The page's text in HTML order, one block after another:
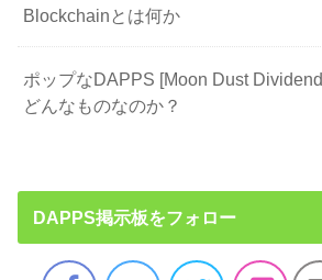
Blockchainとは何か
ポップなDAPPS [Moon Dust
どんなものなのか？
DAPPS掲示板をフォロー